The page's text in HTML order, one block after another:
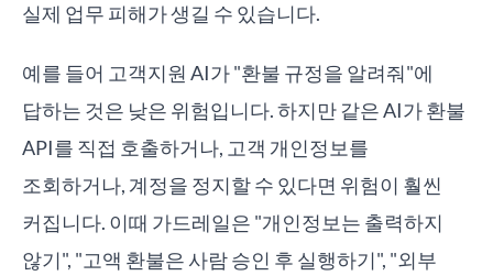
실제 업무 피해가 생길 수 있습니다.
예를 들어 고객지원 AI가 "환불 규정을 알려줘"에
답하는 것은 낮은 위험입니다. 하지만 같은 AI가 환불
API를 직접 호출하거나, 고객 개인정보를
조회하거나, 계정을 정지할 수 있다면 위험이 훨씬
커집니다. 이때 가드레일은 "개인정보는 출력하지
않기", "고액 환불은 사람 승인 후 실행하기", "외부